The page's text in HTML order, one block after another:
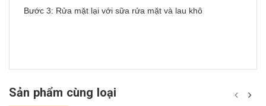
Bước 3: Rửa mặt lại với sữa rửa mặt và lau khô
Sản phẩm cùng loại